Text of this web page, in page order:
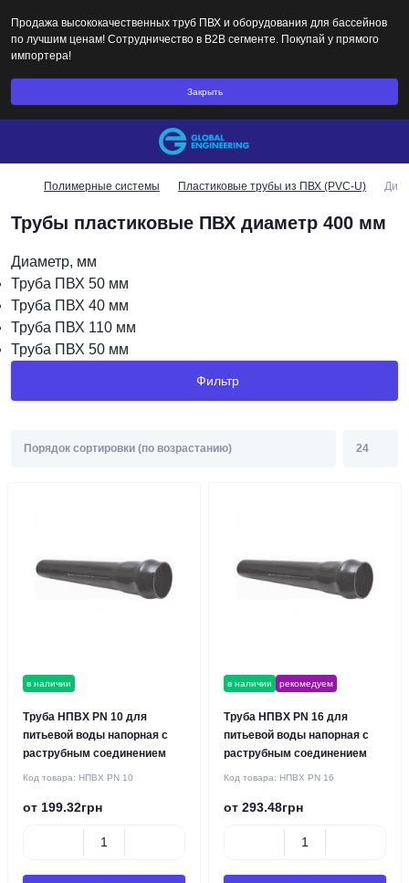
Продажа высококачественных труб ПВХ и оборудования для бассейнов
по лучшим ценам! Сотрудничество в B2B сегменте. Покупай у прямого
импортера!
Закрыть
Полимерные системы Пластиковые трубы из ПВХ (PVC-U)
Трубы пластиковые ПВХ диаметр 400 мм
Диаметр, мм
Труба ПВХ 50 мм
Труба ПВХ 40 мм
Труба ПВХ 110 мм
Труба ПВХ 50 мм
Фильтр
в наличии
Труба НПВХ PN 10 для
питьевой воды напорная с
раструбным соединением
Код товара: НПВХ PN 10
от 199.32грн
в наличии рекомедуем
Труба НПВХ PN 16 для
питьевой воды напорная с
раструбным соединением
Код товара: НПВХ PN 16
от 293.48грн